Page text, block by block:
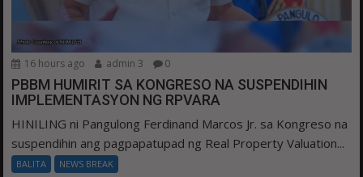
16 hours ago admin 3 0
PBBM HUMIRIT SA KONGRESO NA SUSPENDIHIN
IMPLEMENTASYON NG RPVARA
HINILING ni Pangulong Ferdinand Marcos Jr. sa Kongreso na
suspendihin ang pagpapatupad ng Real Property Valuation...
BALITA NEWS BREAK